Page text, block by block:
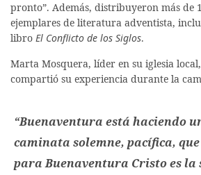
pronto”. Además, distribuyeron más de
ejemplares de literatura adventista,
libro El Conflicto de los Siglos.
Marta Mosquera, líder en su iglesia local,
compartió su experiencia durante la
“Buenaventura está haciendo
caminata solemne, pacífica,
para Buenaventura Cristo es la